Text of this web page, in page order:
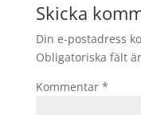
Skicka
Din e-postadress
Obligatoriska fält
Kommentar *